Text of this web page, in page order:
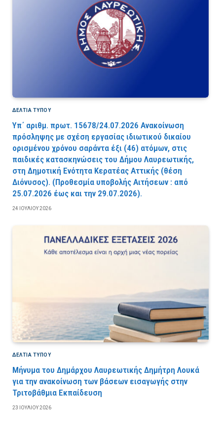
ΔΕΛΤΙΑ ΤΥΠΟΥ
Υπ΄ αριθμ. πρωτ. 15678/24.07.2026 Ανακοίνωση
πρόσληψης με σχέση εργασίας ιδιωτικού δικαίου
ορισμένου χρόνου σαράντα έξι (46) ατόμων, στις
παιδικές κατασκηνώσεις του Δήμου Λαυρεωτικής,
στη Δημοτική Ενότητα Κερατέας Αττικής (θέση
Διόνυσος). (Προθεσμία υποβολής Αιτήσεων : από
25.07.2026 έως και την 29.07.2026).
24 ΙΟΥΛΊΟΥ 2026
ΔΕΛΤΙΑ ΤΥΠΟΥ
Μήνυμα του Δημάρχου Λαυρεωτικής Δημήτρη Λουκά
για την ανακοίνωση των βάσεων εισαγωγής στην
Τριτοβάθμια Εκπαίδευση
23 ΙΟΥΛΊΟΥ 2026